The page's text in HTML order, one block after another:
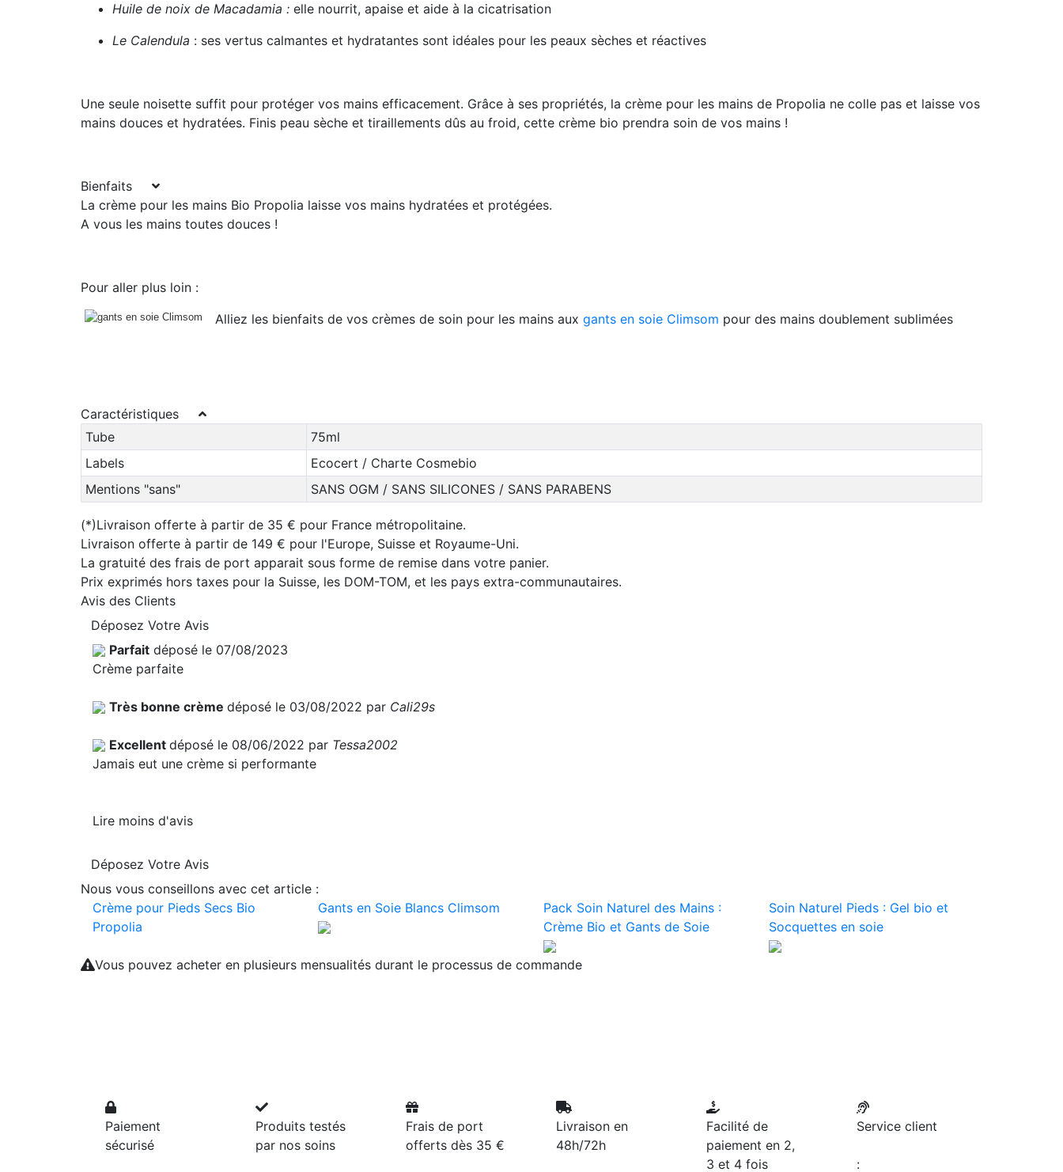
Huile de noix de Macadamia : elle nourrit, apaise et aide à la cicatrisation
Le Calendula : ses vertus calmantes et hydratantes sont idéales pour les peaux sèches et réactives
Une seule noisette suffit pour protéger vos mains efficacement. Grâce à ses propriétés, la crème pour les mains de Propolia ne colle pas et laisse vos
mains douces et hydratées. Finis peau sèche et tiraillements dûs au froid, cette crème bio prendra soin de vos mains !
Bienfaits
La crème pour les mains Bio Propolia laisse vos mains hydratées et protégées.
A vous les mains toutes douces !
Pour aller plus loin :
Alliez les bienfaits de vos crèmes de soin pour les mains aux gants en soie Climsom pour des mains doublement sublimées
Caractéristiques
Tube
75ml
Labels
Ecocert / Charte Cosmebio
Mentions "sans"
SANS OGM / SANS SILICONES / SANS PARABENS
(*)Livraison offerte à partir de 35 € pour France métropolitaine.
Livraison offerte à partir de 149 € pour l'Europe, Suisse et Royaume-Uni.
La gratuité des frais de port apparait sous forme de remise dans votre panier.
Prix exprimés hors taxes pour la Suisse, les DOM-TOM, et les pays extra-communautaires.
Avis des Clients
Déposez Votre Avis
Parfait déposé le 07/08/2023
Crème parfaite
Très bonne crème déposé le 03/08/2022 par Cali29s
Excellent déposé le 08/06/2022 par Tessa2002
Jamais eut une crème si performante
Lire moins d'avis
Déposez Votre Avis
Nous vous conseillons avec cet article :
Crème pour Pieds Secs Bio
Propolia
Gants en Soie Blancs Climsom
Pack Soin Naturel des Mains :
Crème Bio et Gants de Soie
Soin Naturel Pieds : Gel bio et
Socquettes en soie
Vous pouvez acheter en plusieurs mensualités durant le processus de commande
Paiement
sécurisé
Produits testés
par nos soins
Frais de port
offerts dès 35 €
Livraison en
48h/72h
Facilité de
paiement en 2,
3 et 4 fois
Service client
: